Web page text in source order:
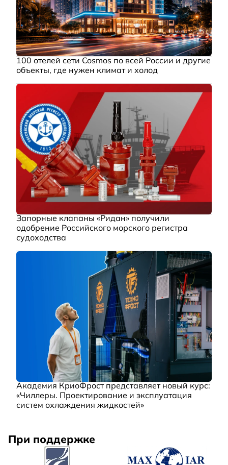
100 отелей сети Cosmos по всей России и другие
объекты, где нужен климат и холод
Запорные клапаны «Ридан» получили
одобрение Российского морского регистра
судоходства
Академия КриоФрост представляет новый курс:
«Чиллеры. Проектирование и эксплуатация
систем охлаждения жидкостей»
При поддержке